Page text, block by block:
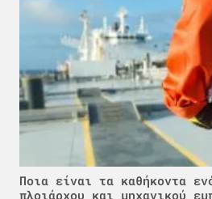
Ποια είναι τα καθήκοντα
πλοιάρχου και μηχανικού